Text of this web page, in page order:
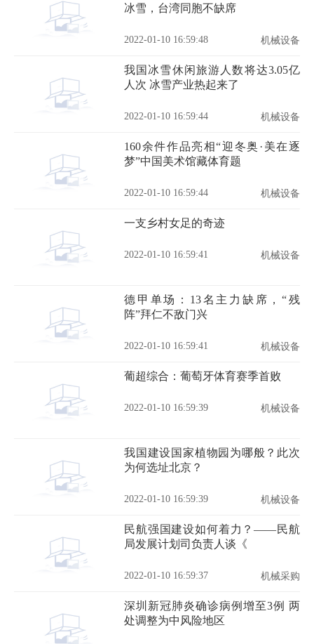
冰雪，台湾同胞不缺席
2022-01-10 16:59:48 机械设备
我国冰雪休闲旅游人数将达3.05亿
人次 冰雪产业热起来了
2022-01-10 16:59:44 机械设备
160余件作品亮相“迎冬奥·美在逐
梦”中国美术馆藏体育题
2022-01-10 16:59:44 机械设备
一支乡村女足的奇迹
2022-01-10 16:59:41 机械设备
德甲单场：13名主力缺席，“残
阵”拜仁不敌门兴
2022-01-10 16:59:41 机械设备
葡超综合：葡萄牙体育赛季首败
2022-01-10 16:59:39 机械设备
我国建设国家植物园为哪般？此次
为何选址北京？
2022-01-10 16:59:39 机械设备
民航强国建设如何着力？——民航
局发展计划司负责人谈《
2022-01-10 16:59:37 机械采购
深圳新冠肺炎确诊病例增至3例 两
处调整为中风险地区